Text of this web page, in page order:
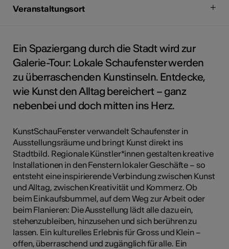
Veranstaltungsort
Ein Spaziergang durch die Stadt wird zur
Galerie-Tour: Lokale Schaufenster werden
zu überraschenden Kunstinseln. Entdecke,
wie Kunst den Alltag bereichert – ganz
nebenbei und doch mitten ins Herz.
KunstSchauFenster verwandelt Schaufenster in
Ausstellungsräume und bringt Kunst direkt ins
Stadtbild. Regionale Künstler*innen gestalten kreative
Installationen in den Fenstern lokaler Geschäfte – so
entsteht eine inspirierende Verbindung zwischen Kunst
und Alltag, zwischen Kreativität und Kommerz. Ob
beim Einkaufsbummel, auf dem Weg zur Arbeit oder
beim Flanieren: Die Ausstellung lädt alle dazu ein,
stehenzubleiben, hinzusehen und sich berühren zu
lassen. Ein kulturelles Erlebnis für Gross und Klein –
offen, überraschend und zugänglich für alle. Ein